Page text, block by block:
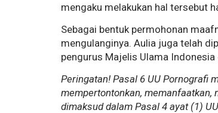
mengaku melakukan hal tersebut
Sebagai bentuk permohonan
mengulanginya. Aulia juga telah
pengurus Majelis Ulama
Peringatan! Pasal 6 UU Pornografi
mempertontonkan, memanfaatkan,
dimaksud dalam Pasal 4 ayat (1)